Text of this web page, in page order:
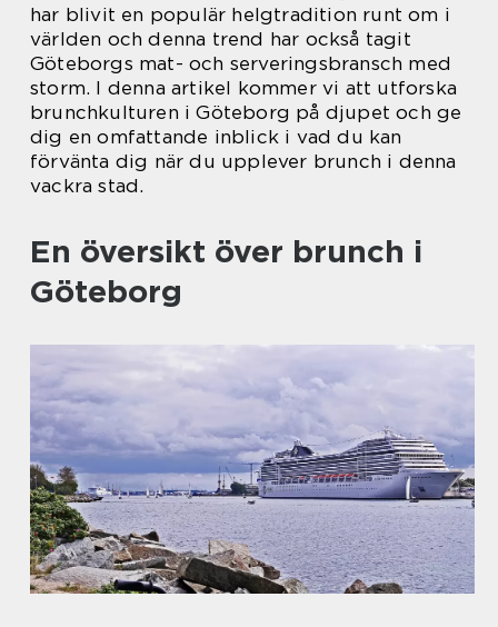
har blivit en populär helgtradition runt om i
världen och denna trend har också tagit
Göteborgs mat- och serveringsbransch med
storm. I denna artikel kommer vi att utforska
brunchkulturen i Göteborg på djupet och ge
dig en omfattande inblick i vad du kan
förvänta dig när du upplever brunch i denna
vackra stad.
En översikt över brunch i
Göteborg